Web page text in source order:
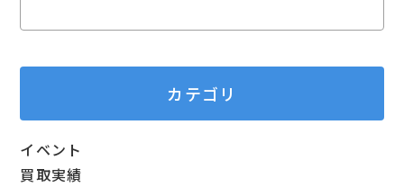
カテゴリ
イベント
買取実績